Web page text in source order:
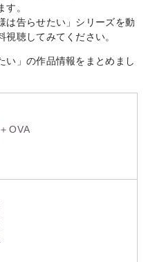
す。
は告らせたい」シリーズを動
聴してみてください。
い」の作品情報をまとめまし
OVA